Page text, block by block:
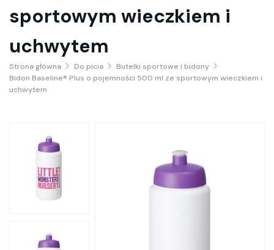
sportowym wieczkiem i
uchwytem
Strona główna Do picia
Butelki sportowe i bidony
Bidon Baseline® Plus o pojemności 500 ml ze sportowym wieczkiem i
uchwytem